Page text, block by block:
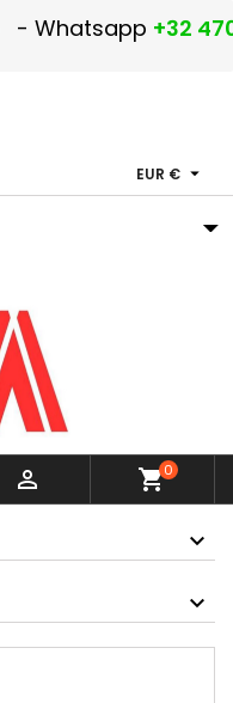
- Whatsapp +32
EUR € 
 shopping_cart0